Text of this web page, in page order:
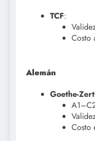
TCF:
Costo
Alemán
Goethe-
Costo